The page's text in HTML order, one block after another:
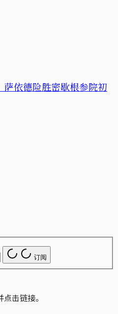
依德险胜密歇根参院初
订阅
击链接。